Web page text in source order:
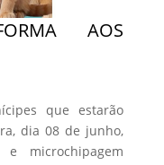
AOS
que estarão
dia 08 de junho,
microchipagem